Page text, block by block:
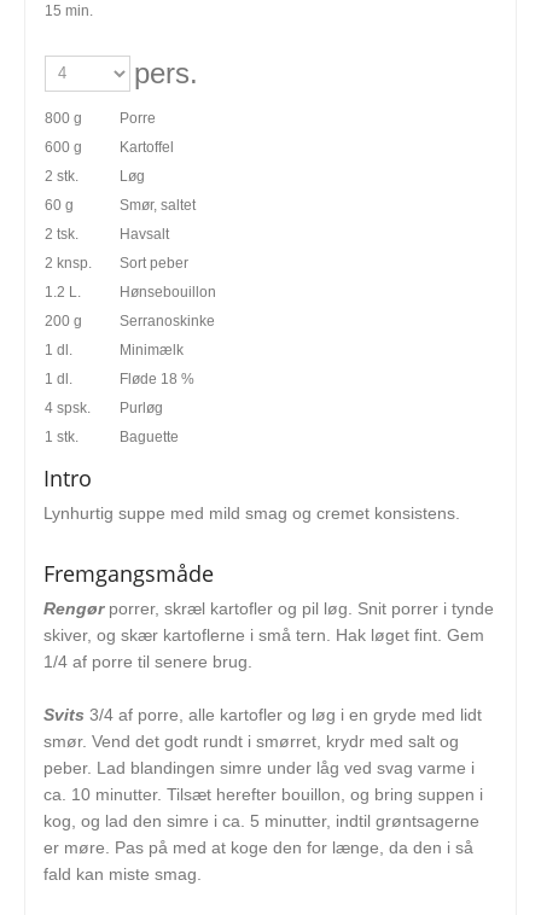
15 min.
pers.
800 g
Porre
600 g
Kartoffel
2 stk.
Løg
60 g
Smør, saltet
2 tsk.
Havsalt
2 knsp.
Sort peber
1.2 L.
Hønsebouillon
200 g
Serranoskinke
1 dl.
Minimælk
1 dl.
Fløde 18 %
4 spsk.
Purløg
1 stk.
Baguette
Intro
Lynhurtig suppe med mild smag og cremet konsistens.
Fremgangsmåde
Rengørporrer, skræl kartofler og pil løg. Snit porrer i tynde
skiver, og skær kartoflerne i små tern. Hak løget fint. Gem
1/4 af porre til senere brug.
Svits 3/4 af porre, alle kartofler og løg i en gryde med lidt
smør. Vend det godt rundt i smørret, krydr med salt og
peber. Lad blandingen simre under låg ved svag varme i
ca. 10 minutter. Tilsæt herefter bouillon, og bring suppen i
kog, og lad den simre i ca. 5 minutter, indtil grøntsagerne
er møre. Pas på med at koge den for længe, da den i så
fald kan miste smag.